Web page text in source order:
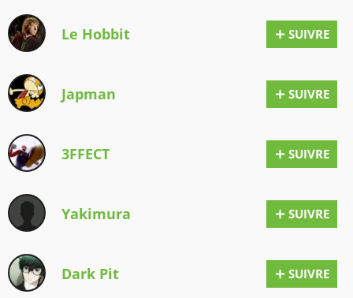
Le Hobbit SUIVRE
Japman SUIVRE
3FFECT SUIVRE
Yakimura SUIVRE
Dark Pit SUIVRE